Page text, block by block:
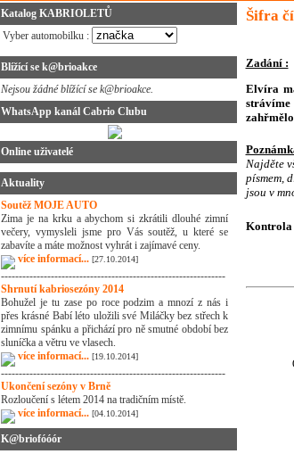
Katalog KABRIOLETŮ
Vyber automobilku :
Blížící se k@brioakce
Nejsou žádné blížící se k@brioakce.
WhatsApp kanál Cabrio Clubu
Online uživatelé
Aktuality
Soutěž MOJE AUTO
Zima je na krku a abychom si zkrátili dlouhé zimní
večery, vymysleli jsme pro Vás soutěž, u které se
zabavíte a máte možnost vyhrát i zajímavé ceny.
více informací... [27.10.2014]
---------------------------------------------------------------
Shrnutí kabriosezóny 2014
Bohužel je tu zase po roce podzim a mnozí z nás i
přes krásné Babí léto uložili své Miláčky bez střech k
zimnímu spánku a přichází pro ně smutné období bez
sluníčka a větru ve vlasech.
více informací... [19.10.2014]
---------------------------------------------------------------
Ukončení sezóny v Brně
Rozloučení s létem 2014 na tradičním místě.
více informací... [04.10.2014]
K@briofóóór
Šifra
Zadání :
Elvíra
Najděte
písmem,
jsou v
Kontrola